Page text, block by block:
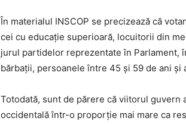
În materialul INSCOP se precizează că
cei cu educație superioară, locuitorii din
jurul partidelor reprezentate în Parlament,
bărbații, persoanele între 45 și 59 de ani și
Totodată, sunt de părere că viitorul
occidentală într-o proporție mai mare ca